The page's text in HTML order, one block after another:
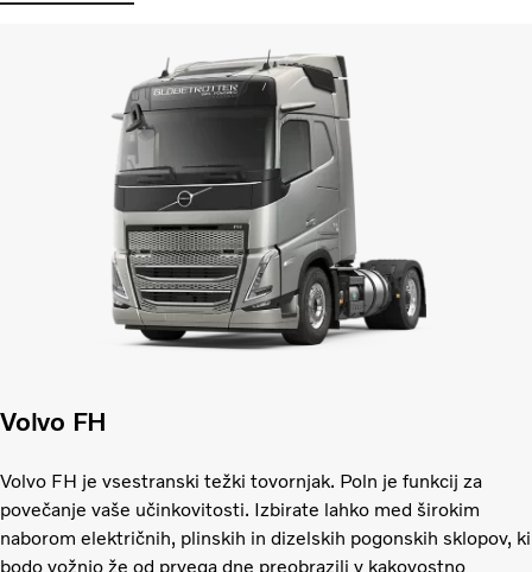
Volvo FH
Volvo FH je vsestranski težki tovornjak. Poln je funkcij za
povečanje vaše učinkovitosti. Izbirate lahko med širokim
naborom električnih, plinskih in dizelskih pogonskih sklopov, ki
bodo vožnjo že od prvega dne preobrazili v kakovostno